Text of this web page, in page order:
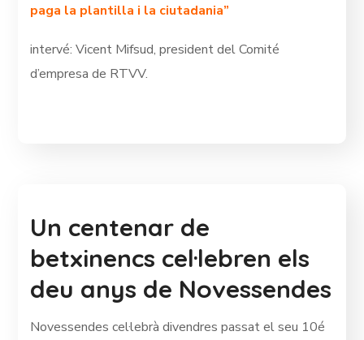
paga la plantilla i la ciutadania”
intervé: Vicent Mifsud, president del Comité
d’empresa de RTVV.
Un centenar de
betxinencs cel·lebren els
deu anys de Novessendes
Novessendes cel·lebrà divendres passat el seu 10é